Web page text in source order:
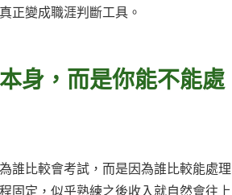
正變成職涯判斷工具。
身，而是你能不能處
誰比較會考試，而是因為誰比較能處理
固定，似乎熟練之後收入就自然會往上